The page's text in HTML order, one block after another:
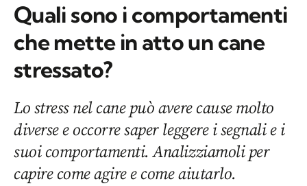
Quali sono i comportamenti
che mette in atto un cane
stressato?
Lo stress nel cane può avere cause molto
diverse e occorre saper leggere i segnali e i
suoi comportamenti. Analizziamoli per
capire come agire e come aiutarlo.